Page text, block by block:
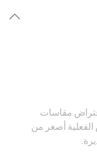
قطريًا، بافتراض مقاسات
أصغر من